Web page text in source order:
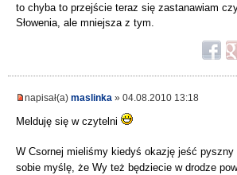
to chyba to przejście teraz się zastanawiam
Słowenia, ale mniejsza z tym.
napisał(a) maslinka » 04.08.2010 13:18
Melduję się w czytelni
W Csornej mieliśmy kiedyś okazję jeść pyszny
sobie myślę, że Wy też będziecie w drodze